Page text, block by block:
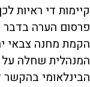
קיימות די ראיות
פרסום הערה
הקמת מחנה צבאי
המנהלית שחלה על
הבינלאומי בהקשר